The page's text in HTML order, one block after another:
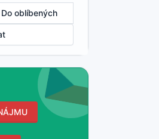
Do oblíbených